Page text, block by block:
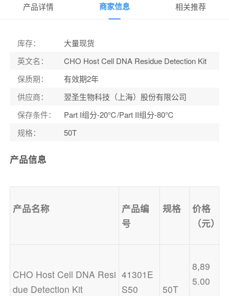
产品详情 商家信息 相关推荐
库存：
大量现货
英文名：
CHO Host Cell DNA Residue Detection Kit
保质期：
有效期2年
供应商：
翌圣生物科技（上海）股份有限公司
保存条件：
Part I组分-20℃/Part II组分-80℃
规格： 50T
产品信息
产品名称
产品编
号
规格
价格
（元）
CHO Host Cell DNA Resi
due Detection Kit
41301E
S50
50T
8,89
5.00